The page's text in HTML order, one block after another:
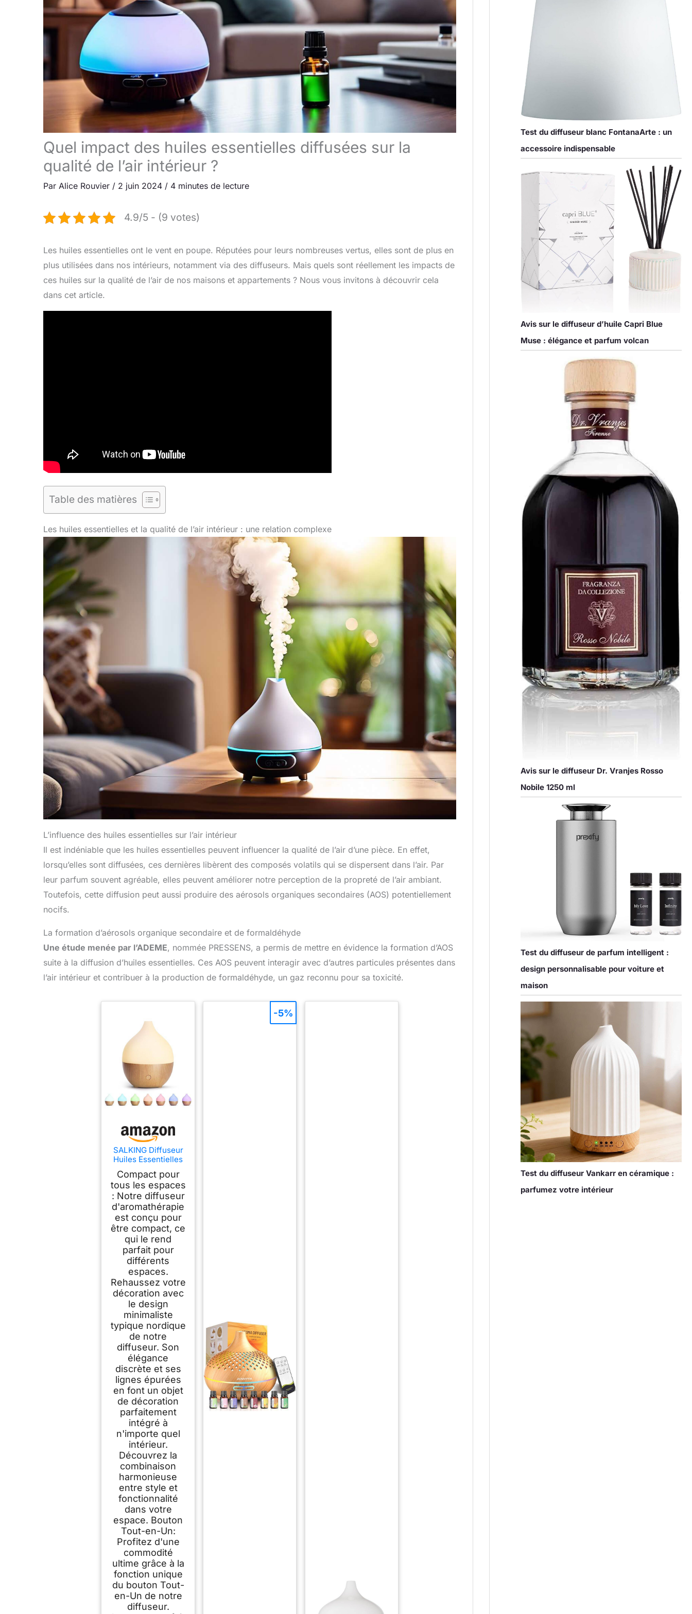
Quel impact des huiles essentielles diffusées sur la
qualité de l’air intérieur ?
Par Alice Rouvier / 2 juin 2024 / 4 minutes de lecture
4.9/5 - (9 votes)
Les huiles essentielles ont le vent en poupe. Réputées pour leurs nombreuses vertus, elles sont de plus en
plus utilisées dans nos intérieurs, notamment via des diffuseurs. Mais quels sont réellement les impacts de
ces huiles sur la qualité de l’air de nos maisons et appartements ? Nous vous invitons à découvrir cela
dans cet article.
Table des matières
Les huiles essentielles et la qualité de l’air intérieur : une relation complexe
L’influence des huiles essentielles sur l’air intérieur
Il est indéniable que les huiles essentielles peuvent influencer la qualité de l’air d’une pièce. En effet,
lorsqu’elles sont diffusées, ces dernières libèrent des composés volatils qui se dispersent dans l’air. Par
leur parfum souvent agréable, elles peuvent améliorer notre perception de la propreté de l’air ambiant.
Toutefois, cette diffusion peut aussi produire des aérosols organiques secondaires (AOS) potentiellement
nocifs.
La formation d’aérosols organique secondaire et de formaldéhyde
Une étude menée par l’ADEME, nommée PRESSENS, a permis de mettre en évidence la formation d’AOS
suite à la diffusion d’huiles essentielles. Ces AOS peuvent interagir avec d’autres particules présentes dans
l’air intérieur et contribuer à la production de formaldéhyde, un gaz reconnu pour sa toxicité.
SALKING Diffuseur
Huiles Essentielles
100ml, Diffuseur
Parfum Maison 8
LED
Compact pour
tous les espaces
: Notre diffuseur
d'aromathérapie
est conçu pour
être compact, ce
qui le rend
parfait pour
différents
espaces.
Rehaussez votre
décoration avec
le design
minimaliste
typique nordique
de notre
diffuseur. Son
élégance
discrète et ses
lignes épurées
en font un objet
de décoration
parfaitement
intégré à
n'importe quel
intérieur.
Découvrez la
combinaison
harmonieuse
entre style et
fonctionnalité
dans votre
espace. Bouton
Tout-en-Un:
Profitez d'une
commodité
ultime grâce à la
fonction unique
du bouton Tout-
en-Un de notre
diffuseur.
-5%
Test du diffuseur blanc FontanaArte : un
accessoire indispensable
Avis sur le diffuseur d’huile Capri Blue
Muse : élégance et parfum volcan
Avis sur le diffuseur Dr. Vranjes Rosso
Nobile 1250 ml
Test du diffuseur de parfum intelligent :
design personnalisable pour voiture et
maison
Test du diffuseur Vankarr en céramique :
parfumez votre intérieur